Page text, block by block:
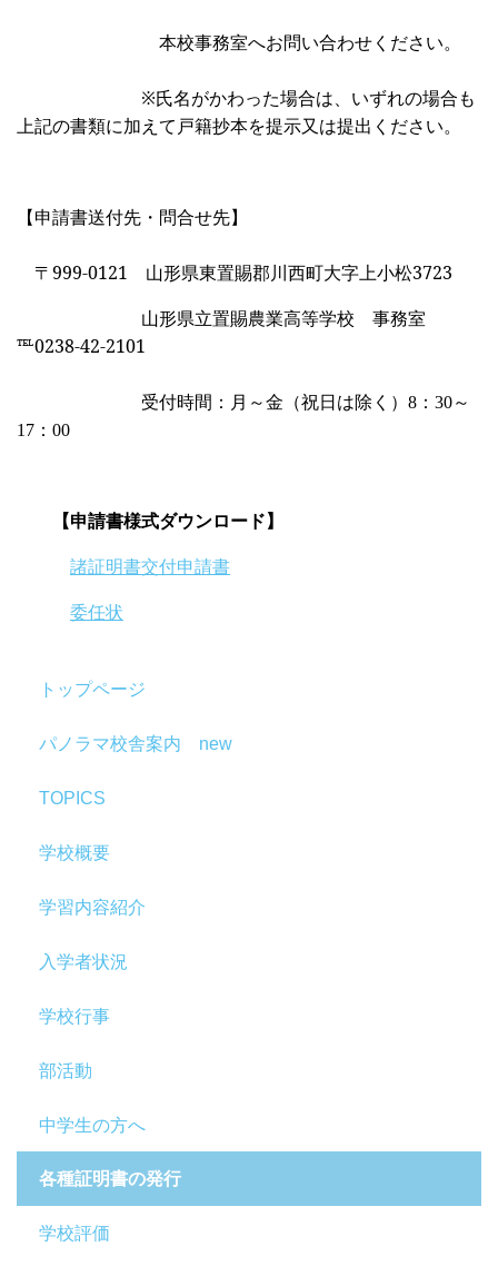
トップページ
パノラマ校舎案内 new
TOPICS
学校概要
学習内容紹介
入学者状況
学校行事
部活動
中学生の方へ
各種証明書の発行
学校評価
本校事務室へお問い合わせください。
※氏名がかわった場合は、いずれの場合も
上記の書類に加えて戸籍抄本を提示又は提出ください。
【申請書送付先・問合せ先】
〒999-0121 山形県東置賜郡川西町大字上小松3723
山形県立置賜農業高等学校 事務室
℡0238-42-2101
受付時間：月～金（祝日は除く）8：30～
17：00
【申請書様式ダウンロード】
諸証明書交付申請書
委任状